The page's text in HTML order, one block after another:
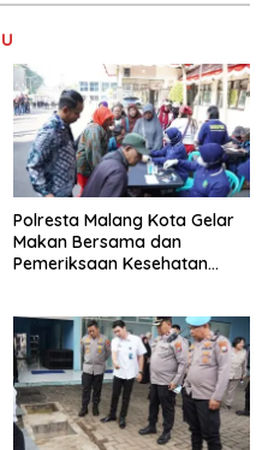
Polresta Malang Kota Gelar
Makan Bersama dan
Pemeriksaan Kesehatan